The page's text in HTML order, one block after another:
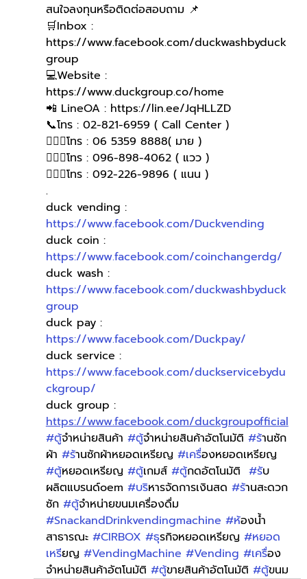
สนใจลงทุนหรือติดต่อสอบถาม 📌
🛒Inbox :
https://www.facebook.com/duckwashbyduck
group
💻Website :
https://www.duckgroup.co/home
📲 LineOA : https://lin.ee/JqHLLZD
📞โทร : 02-821-6959 ( Call Center )
🙋🏻‍♀️โทร : 06 5359 8888( มาย )
🙋🏻‍♀โทร : 096-898-4062 ( แวว )
🙋🏻‍♀️โทร : 092-226-9896 ( แนน )
.
duck vending :
https://www.facebook.com/Duckvending
duck coin :
https://www.facebook.com/coinchangerdg/
duck wash :
https://www.facebook.com/duckwashbyduck
group
duck pay :
https://www.facebook.com/Duckpay/
duck service :
https://www.facebook.com/duckservicebydu
ckgroup/
duck group :
https://www.facebook.com/duckgroupofficial
#ตู้จำหน่ายสินค้า #ตู้จำหน่ายสินค้าอัตโนมัติ #ร้านซัก
ผ้า #ร้านซักผ้าหยอดเหรียญ #เครื่องหยอดเหรียญ
#ตู้หยอดเหรียญ #ตู้เกมส์ #ตู้กดอัตโนมัติ #รับ
ผลิตแบรนด์oem #บริหารจัดการเงินสด #ร้านสะดวก
ซัก #ตู้จำหน่ายขนมเครื่องดื่ม
#SnackandDrinkvendingmachine #ห้องน้ำ
สาธารณะ #CIRBOX #ธุรกิจหยอดเหรียญ #หยอด
เหรียญ #VendingMachine #Vending #เครื่อง
จำหน่ายสินค้าอัตโนมัติ #ตู้ขายสินค้าอัตโนมัติ #ตู้ขนม